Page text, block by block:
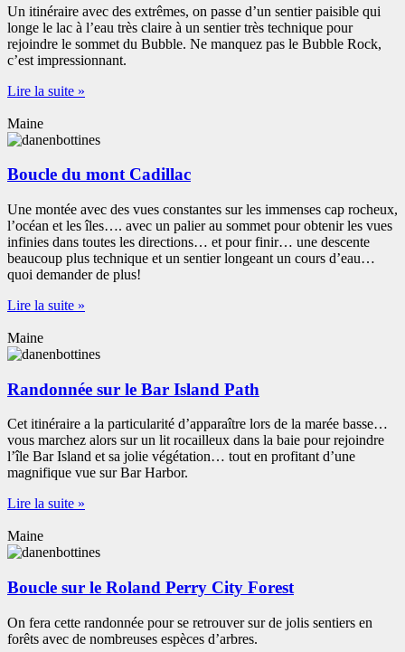
Un itinéraire avec des extrêmes, on passe d’un sentier paisible qui
longe le lac à l’eau très claire à un sentier très technique pour
rejoindre le sommet du Bubble. Ne manquez pas le Bubble Rock,
c’est impressionnant.
Lire la suite »
Maine
Boucle du mont Cadillac
Une montée avec des vues constantes sur les immenses cap rocheux,
l’océan et les îles…. avec un palier au sommet pour obtenir les vues
infinies dans toutes les directions… et pour finir… une descente
beaucoup plus technique et un sentier longeant un cours d’eau…
quoi demander de plus!
Lire la suite »
Maine
Randonnée sur le Bar Island Path
Cet itinéraire a la particularité d’apparaître lors de la marée basse…
vous marchez alors sur un lit rocailleux dans la baie pour rejoindre
l’île Bar Island et sa jolie végétation… tout en profitant d’une
magnifique vue sur Bar Harbor.
Lire la suite »
Maine
Boucle sur le Roland Perry City Forest
On fera cette randonnée pour se retrouver sur de jolis sentiers en
forêts avec de nombreuses espèces d’arbres.